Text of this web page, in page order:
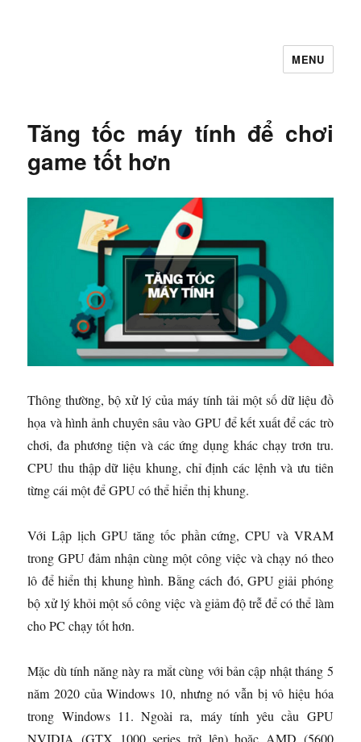
MENU
Tăng tốc máy tính để chơi
game tốt hơn
Thông thường, bộ xử lý của máy tính tải một số dữ liệu đồ
họa và hình ảnh chuyên sâu vào GPU để kết xuất để các trò
chơi, đa phương tiện và các ứng dụng khác chạy trơn tru.
CPU thu thập dữ liệu khung, chỉ định các lệnh và ưu tiên
từng cái một để GPU có thể hiển thị khung.
Với Lập lịch GPU tăng tốc phần cứng, CPU và VRAM
trong GPU đảm nhận cùng một công việc và chạy nó theo
lô để hiển thị khung hình. Bằng cách đó, GPU giải phóng
bộ xử lý khỏi một số công việc và giảm độ trễ để có thể làm
cho PC chạy tốt hơn.
Mặc dù tính năng này ra mắt cùng với bản cập nhật tháng 5
năm 2020 của Windows 10, nhưng nó vẫn bị vô hiệu hóa
trong Windows 11. Ngoài ra, máy tính yêu cầu GPU
NVIDIA (GTX 1000 series trở lên) hoặc AMD (5600